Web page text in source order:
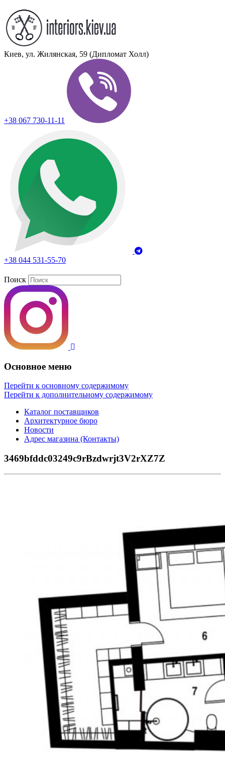
Киев, ул. Жилянская, 59 (Дипломат Холл)
+38 067 730-11-11
+38 044 531-55-70
Поиск
Основное меню
Перейти к основному содержимому
Перейти к дополнительному содержимому
Каталог поставщиков
Архитектурное бюро
Новости
Адрес магазина (Контакты)
3469bfddc03249c9rBzdwrjt3V2rXZ7Z